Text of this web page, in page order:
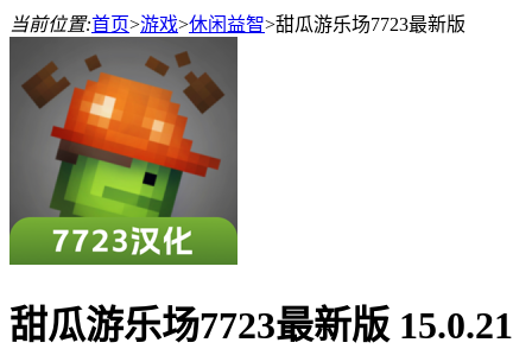
当前位置:首页>游戏>休闲益智>甜瓜游乐场7723最新版
甜瓜游乐场7723最新版 15.0.21